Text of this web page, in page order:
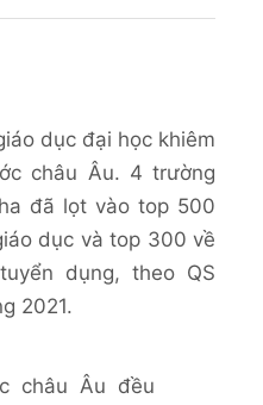
dục đại học khiêm
châu Âu. 4 trường
đã lọt vào top 500
dục và top 300 về
dụng, theo QS
2021.
châu Âu đều